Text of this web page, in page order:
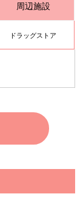
周辺施設
ドラッグストア